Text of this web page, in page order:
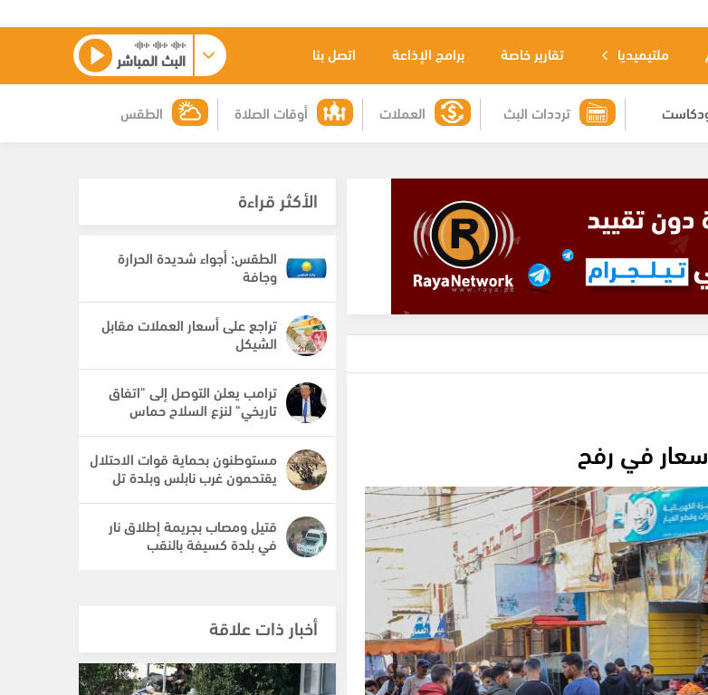
ملتيميديا تقارير خاصة برامج الإذاعة اتصل بنا البث المباشر
الطقس أوقات الصلاة العملات ترددات البث
في رفح
الأكثر قراءة
الطقس: أجواء شديدة الحرارة
وجافة
تراجع على أسعار العملات مقابل
الشيكل
ترامب يعلن التوصل إلى "اتفاق
تاريخي" لنزع السلاح حماس
مستوطنون بحماية قوات الاحتلال
يقتحمون غرب نابلس وبلدة تل
قتيل ومصاب بجريمة إطلاق نار
في بلدة كسيفة بالنقب
أخبار ذات علاقة